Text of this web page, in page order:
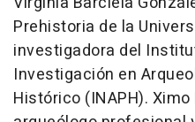
Prehistoria de la
investigadora del
Investigación en
Histórico (INAPH).